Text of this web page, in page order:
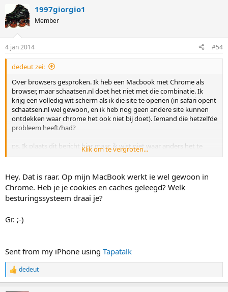
1997giorgio1
Member
4 jan 2014 #54
dedeut zei:
Over browsers gesproken. Ik heb een Macbook met Chrome als
browser, maar schaatsen.nl doet het niet met die combinatie. Ik
krijg een volledig wit scherm als ik die site te openen (in safari opent
schaatsen.nl wel gewoon, en ik heb nog geen andere site kunnen
ontdekken waar chrome het ook niet bij doet). Iemand die hetzelfde
probleem heeft/had?
ps. Ik plaats dit bericht hier maar, ik wist niet waar anders het te
Klik om te vergroten...
Hey. Dat is raar. Op mijn MacBook werkt ie wel gewoon in
Chrome. Heb je je cookies en caches geleegd? Welk
besturingssysteem draai je?
Gr. ;-)
Sent from my iPhone using Tapatalk
R
e
dedeut